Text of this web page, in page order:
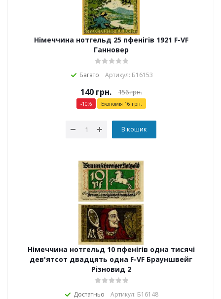
Німеччина нотгельд 25 пфенігів 1921 F-VF
Ганновер
Багато Артикул: Б16153
140грн. 156грн.
-10% Економія 16 грн.
В кошик
Німеччина нотгельд 10 пфенігів одна тисячі
дев'ятсот двадцять одна F-VF Брауншвейг
Різновид 2
Достатньо Артикул: Б16148